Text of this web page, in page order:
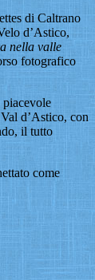
di Caltrano
d’Astico,
nella valle
fotografico
piacevole
d’Astico, con
il tutto
come